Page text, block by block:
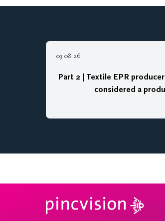
03 08 26
Part 2 | Textile EPR
considered a